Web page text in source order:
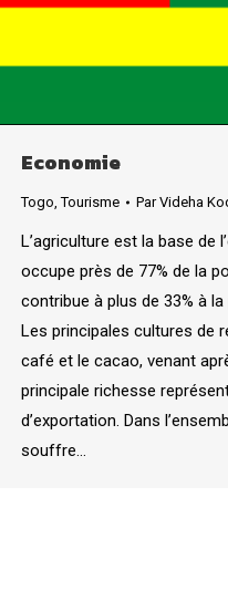
Economie
Togo ,Tourisme ParVideha
L’agriculture est la base de
occupe près de 77% de la
contribue à plus de 33% à
Les principales cultures de
café et le cacao, venant
principale richesse
d’exportation. Dans
souffre…